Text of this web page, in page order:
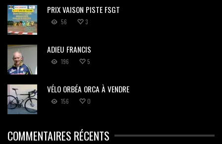
PRIX VAISON PISTE FSGT
56 3
ADIEU FRANCIS
196 5
VÉLO ORBÉA ORCA À VENDRE
156 0
COMMENTAIRES RÉCENTS